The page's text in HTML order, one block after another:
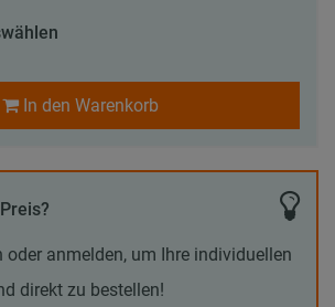
In den Warenkorb
oder anmelden, um Ihre individuellen
direkt zu bestellen!